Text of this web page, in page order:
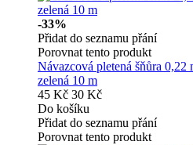
-33%
Přidat do seznamu přání
Porovnat tento produkt
Návazcová pletená šňůra
zelená 10 m
45 Kč 30 Kč
Do košíku
Přidat do seznamu přání
Porovnat tento produkt